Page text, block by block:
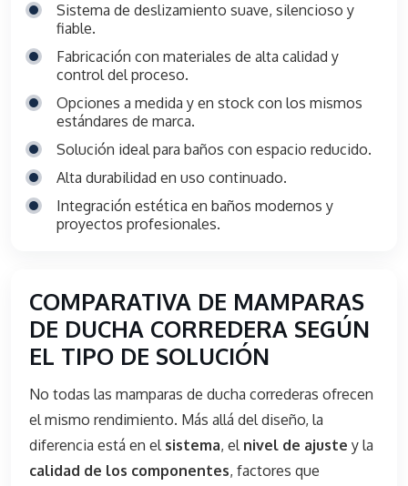
Sistema de deslizamiento suave, silencioso y
fiable.
Fabricación con materiales de alta calidad y
control del proceso.
Opciones a medida y en stock con los mismos
estándares de marca.
Solución ideal para baños con espacio reducido.
Alta durabilidad en uso continuado.
Integración estética en baños modernos y
proyectos profesionales.
COMPARATIVA DE MAMPARAS
DE DUCHA CORREDERA SEGÚN
EL TIPO DE SOLUCIÓN
No todas las mamparas de ducha correderas ofrecen
el mismo rendimiento. Más allá del diseño, la
diferencia está en el sistema, el nivel de ajuste y la
calidad de los componentes, factores que